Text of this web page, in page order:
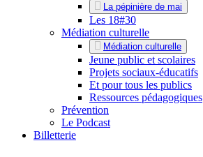
La pépinière de mai
Les 18#30
Médiation culturelle
Médiation culturelle
Jeune public et scolaires
Projets sociaux-éducatifs
Et pour tous les publics
Ressources pédagogiques
Prévention
Le Podcast
Billetterie